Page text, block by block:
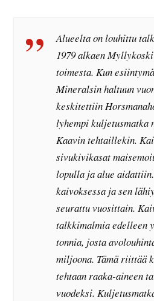
Alueelta on louhittu
1979 alkaen
toimesta. Kun
Mineralsin haltuun
keskitettiin
lyhempi kuljetusmatka
Kaavin tehtaillekin.
sivukivikasat
lopulla ja alue
kaivoksessa ja sen
seurattu vuosittain.
talkkimalmia edelleen
tonnia, josta
miljoona. Tämä riittää
tehtaan raaka-aineen
vuodeksi.